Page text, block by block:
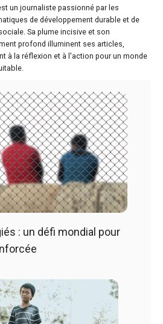
un journaliste passionné par les
de développement durable et de
Sa plume incisive et son
profond illuminent ses articles,
à la réflexion et à l'action pour un monde
: un défi mondial pour